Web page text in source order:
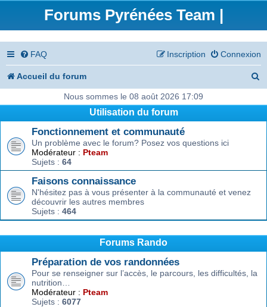
Forums Pyrénées Team |
FAQ Connexion
Inscription
Accueil du forum
e
Nous sommes le 08 août 2026 17:09
Utilisation du forum
Fonctionnement et communauté
Un problème avec le forum? Posez vos questions ici
Modérateur : Pteam
Sujets : 64
Faisons connaissance
N'hésitez pas à vous présenter à la communauté et venez
découvrir les autres membres
Sujets : 464
Forums Rando
Préparation de vos randonnées
Pour se renseigner sur l’accès, le parcours, les difficultés, la
nutrition…
Modérateur : Pteam
Sujets : 6077